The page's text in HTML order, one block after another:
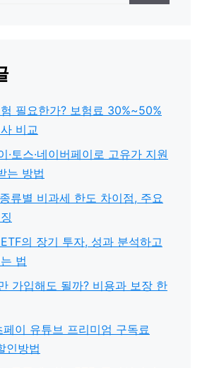
필요한가? 보험료 30%~50%
비교
·토스·네이버페이로 고유가 지원
는 방법
류별 비과세 한도 차이점, 주요
의 장기 투자, 성과 분석하고
법
가입해도 될까? 비용과 보장 한
페이 유튜브 프리미엄 구독료
인방법